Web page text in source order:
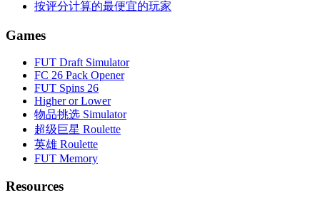
按评分计算的最便宜的玩家
Games
FUT Draft Simulator
FC 26 Pack Opener
FUT Spins 26
Higher or Lower
物品挑选 Simulator
超级巨星 Roulette
英雄 Roulette
FUT Memory
Resources